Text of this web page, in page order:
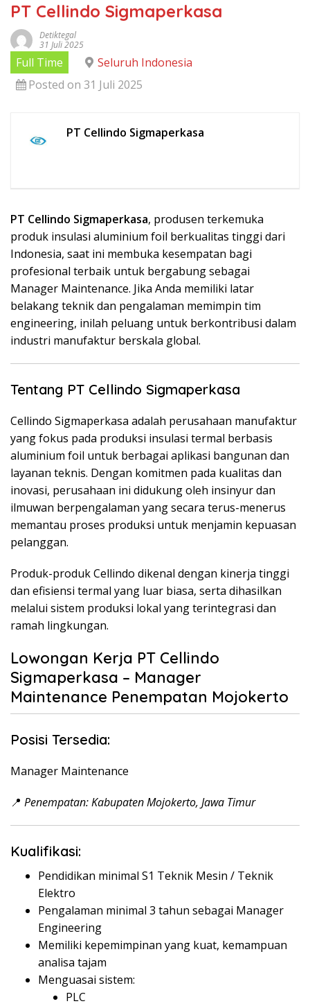
PT Cellindo Sigmaperkasa
Detiktegal
31 Juli 2025
Full Time
Seluruh Indonesia
Posted on 31 Juli 2025
PT Cellindo Sigmaperkasa
PT Cellindo Sigmaperkasa, produsen terkemuka
produk insulasi aluminium foil berkualitas tinggi dari
Indonesia, saat ini membuka kesempatan bagi
profesional terbaik untuk bergabung sebagai
Manager Maintenance. Jika Anda memiliki latar
belakang teknik dan pengalaman memimpin tim
engineering, inilah peluang untuk berkontribusi dalam
industri manufaktur berskala global.
Tentang PT Cellindo Sigmaperkasa
Cellindo Sigmaperkasa adalah perusahaan manufaktur
yang fokus pada produksi insulasi termal berbasis
aluminium foil untuk berbagai aplikasi bangunan dan
layanan teknis. Dengan komitmen pada kualitas dan
inovasi, perusahaan ini didukung oleh insinyur dan
ilmuwan berpengalaman yang secara terus-menerus
memantau proses produksi untuk menjamin kepuasan
pelanggan.
Produk-produk Cellindo dikenal dengan kinerja tinggi
dan efisiensi termal yang luar biasa, serta dihasilkan
melalui sistem produksi lokal yang terintegrasi dan
ramah lingkungan.
Lowongan Kerja PT Cellindo
Sigmaperkasa – Manager
Maintenance Penempatan Mojokerto
Posisi Tersedia:
Manager Maintenance
📍 Penempatan: Kabupaten Mojokerto, Jawa Timur
Kualifikasi:
Pendidikan minimal S1 Teknik Mesin / Teknik
Elektro
Pengalaman minimal 3 tahun sebagai Manager
Engineering
Memiliki kepemimpinan yang kuat, kemampuan
analisa tajam
Menguasai sistem:
PLC